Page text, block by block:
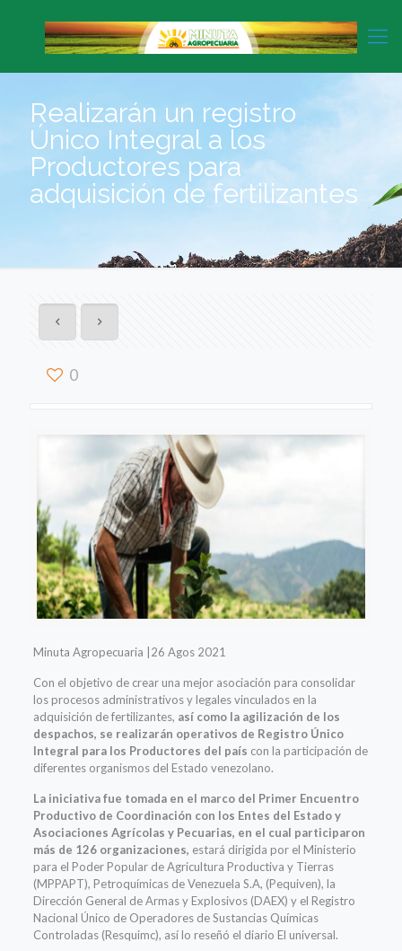
Realizarán un registro
Único Integral a los
Productores para
adquisición de fertilizantes
0
Minuta Agropecuaria |26 Agos 2021
Con el objetivo de crear una mejor asociación para consolidar
los procesos administrativos y legales vinculados en la
adquisición de fertilizantes, así como la agilización de los
despachos, se realizarán operativos de Registro Único
Integral para los Productores del país con la participación de
diferentes organismos del Estado venezolano.
La iniciativa fue tomada en el marco del Primer Encuentro
Productivo de Coordinación con los Entes del Estado y
Asociaciones Agrícolas y Pecuarias, en el cual participaron
más de 126 organizaciones, estará dirigida por el Ministerio
para el Poder Popular de Agricultura Productiva y Tierras
(MPPAPT), Petroquímicas de Venezuela S.A, (Pequiven), la
Dirección General de Armas y Explosivos (DAEX) y el Registro
Nacional Único de Operadores de Sustancias Químicas
Controladas (Resquimc), así lo reseñó el diario El universal.